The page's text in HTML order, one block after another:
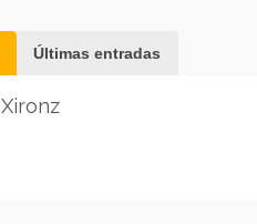
Últimas entradas
Xironz